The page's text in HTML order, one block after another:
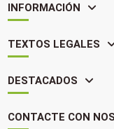
INFORMACIÓN
TEXTOS LEGALES
DESTACADOS
CONTACTE CON